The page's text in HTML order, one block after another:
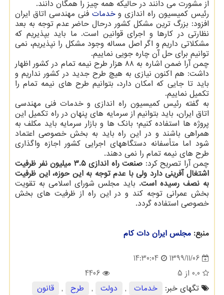
از مشورت می دانند در حالیکه همه چیز را همگان دانند.
رئیس کمیسیون راه اندازی وخدمات فنی مهندسی اتاق ایران
افزود: بزرگ ترین مشکل کشور درحال حاضر عدم توجه به بعد
نظارتی در کارها و اجرای قوانین است. ما باید بپذیریم که
مشکلاتی داریم و اگر اصل مساله وجود مشکل را نپذیریم، نمی
توانیم برای حل آن چاره جویی نماییم.
چمن آرا ضمن اشاره به ۸۸ هزار طرح نیمه تمام در کشور اظهار
داشت: هم اکنون نیازی به هیچ طرح جدید در کشور نداریم و
باید تا جایی که امکان دارد، بتوانیم طرح های نیمه تمام را
تکمیل نماییم.
به گفته رئیس کمیسیون راه اندازی و خدمات فنی مهندسی
اتاق ایران، باید بتوانیم از سرمایه های پنهان در راه تکمیل این
پروژه ها استفاده کنیم؛ بانک ها و بازار سرمایه باید مکلف به
همراهی باشند و در این راه باید به بخش خصوصی اعتماد
شود اما متأسفانه دستگاههای اجرایی کشور اجازه واگذاری
طرح های نیمه تمام را نمی دهند.
چمن آرا تصریح کرد:
صنعت راه اندازی ۳.۵ میلیون نفر ظرفیت
اشتغال آفرینی دارد ولی با عدم توجه به این حوزه، این ظرفیت
به نصف رسیده است. باید مجلس شورای اسلامی به تقویت
بخش عمرانی توجه کند و در این راه از ظرفیت های بخش
خصوصی استفاده گردد.
منبع: مجلس ایران دات كام
1399/11/06
14:30:04
0.0 از 5
4406
تگهای خبر:
خدمات , دولت , طرح ,
قانون